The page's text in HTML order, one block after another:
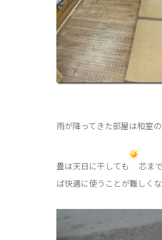
雨が降ってきた部屋は和室
畳は天日に干しても
芯ま
ば快適に使うことが難しくな